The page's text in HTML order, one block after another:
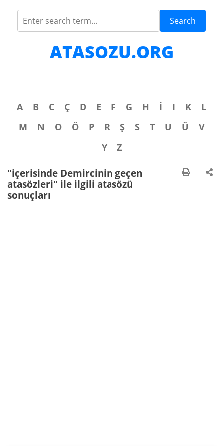
Search
ATASOZU.ORG
A B C Ç D E F G H İ I K
L
M
N O Ö P R Ş S T U Ü
V
Y
Z
"içerisinde Demircinin geçen
atasözleri" ile ilgili atasözü
sonuçları